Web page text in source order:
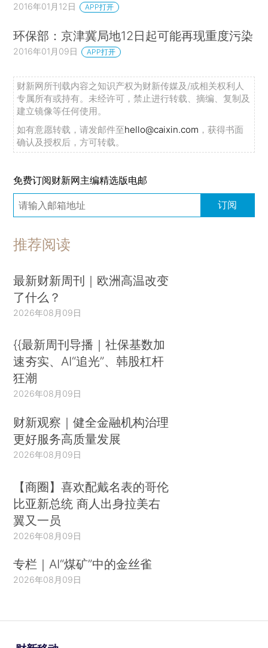
2016年01月12日 APP打开
环保部：京津冀局地12日起可能再现重度污染
2016年01月09日 APP打开
财新网所刊载内容之知识产权为财新传媒及/或相关权利人
专属所有或持有。未经许可，禁止进行转载、摘编、复制及
建立镜像等任何使用。
如有意愿转载，请发邮件至hello@caixin.com ，获得书面
确认及授权后，方可转载。
免费订阅财新网主编精选版电邮
订阅
推荐阅读
最新财新周刊｜欧洲高温改变
了什么？
2026年08月09日
{{最新周刊导播｜社保基数加
速夯实、AI“追光”、韩股杠杆
狂潮
2026年08月09日
财新观察｜健全金融机构治理
更好服务高质量发展
2026年08月09日
【商圈】喜欢配戴名表的哥伦
比亚新总统 商人出身拉美右
翼又一员
2026年08月09日
专栏｜AI“煤矿”中的金丝雀
2026年08月09日